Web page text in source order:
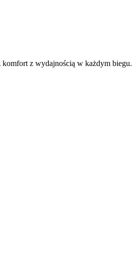
komfort z wydajnością w każdym biegu.